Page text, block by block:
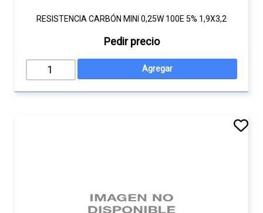
RESISTENCIA CARBÓN MINI 0,25W 100E 5% 1,9X3,2
Pedir precio